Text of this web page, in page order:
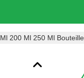
200 Ml 250 Ml